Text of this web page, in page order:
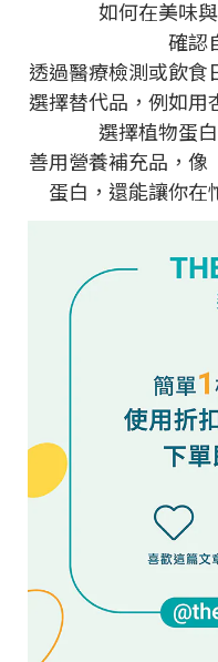
如何在美味
確認
透過醫療檢測或飲食
選擇替代品，例如用
選擇植物蛋
善用營養補充品，像
蛋白，還能讓你在